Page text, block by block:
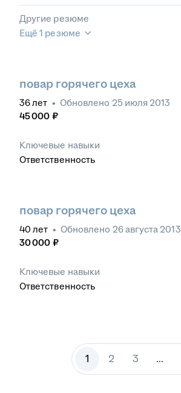
Другие резюме
Ещё 1 резюме
повар горячего цеха
36лет • Обновлено 25 июля 2013
45 000 ₽
Ключевые навыки
Ответственность
повар горячего цеха
40 лет • Обновлено 26 августа 2013
30 000 ₽
Ключевые навыки
Ответственность
1 2 3 ...